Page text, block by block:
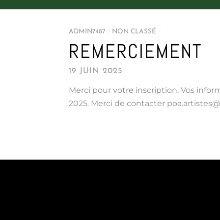
ADMIN7487 NON CLASSÉ
REMERCIEMENT
19 JUIN 2025
Merci pour votre inscription. Vos
2025. Merci de contacter